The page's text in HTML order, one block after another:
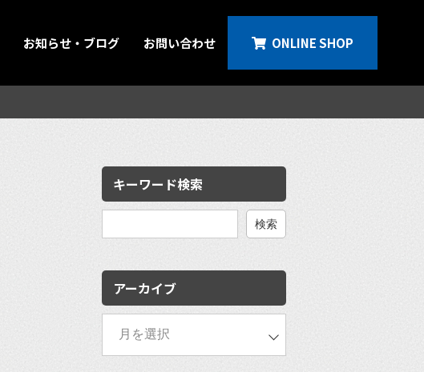
お知らせ・ブログ お問い合わせ ONLINE SHOP
キーワード検索
検
アーカイブ